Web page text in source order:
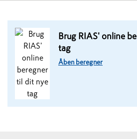
Brug RIAS' online
tag
Åben beregner